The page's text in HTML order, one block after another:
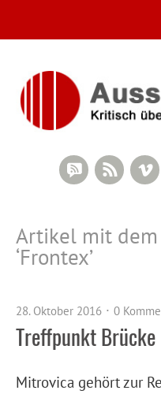
RSS
RSS
Artikel mit
‘Frontex’
28. Oktober 2016 0
Treffpunkt Brücke
Mitrovica gehört zur